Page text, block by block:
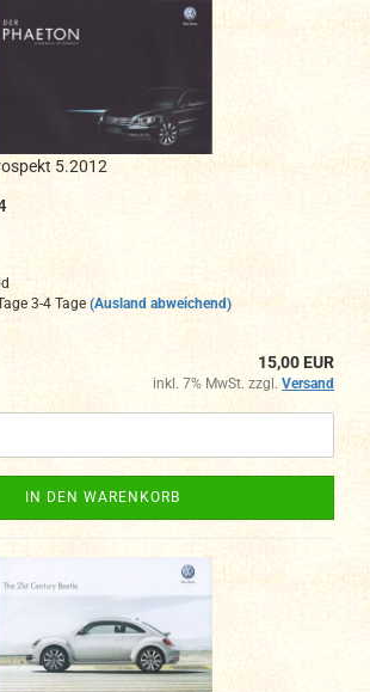
5.2012
3-4 Tage (Ausland abweichend)
15,00 EUR
inkl. 7% MwSt. zzgl. Versand
IN DEN WARENKORB